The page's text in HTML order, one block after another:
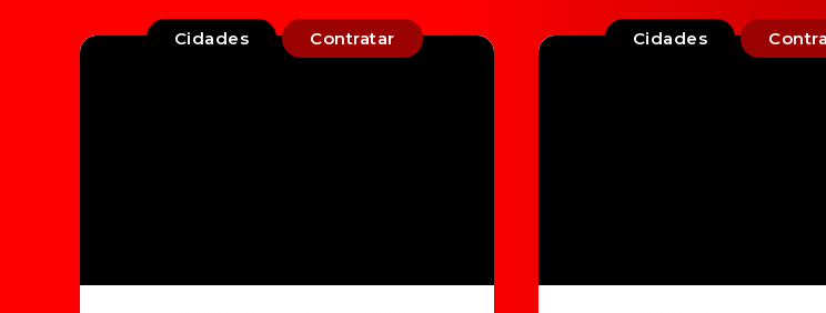
Cidades Contratar Cidades